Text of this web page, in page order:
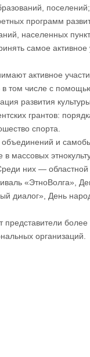
программ
населенных
самое активное
активное
том числе с
развития
грантов:
спорта.
и
в массовых
них —
«ЭтноВолга»,
диалог», День
представители более
организаций.